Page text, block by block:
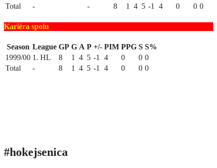
Total
- - 8 1 4 5 -1 4 0 0 0
Kariéra spolu
Season League GP G A P +/- PIM PPG S S%
1999/00 1. HL 8 1 4 5 -1 4 0 0 0
Total
- 8 1 4 5 -1 4 0 0 0
#hokejsenica